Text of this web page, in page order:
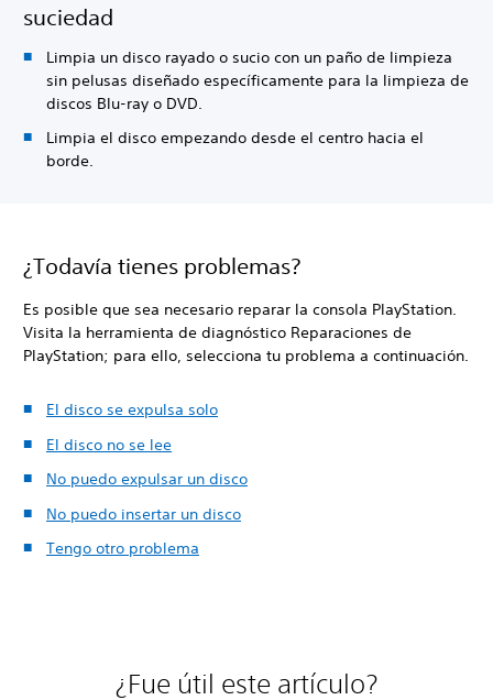
suciedad
Limpia un disco rayado o sucio con un paño de limpieza
sin pelusas diseñado específicamente para la limpieza de
discos Blu-ray o DVD.
Limpia el disco empezando desde el centro hacia el
borde.
¿Todavía tienes problemas?
Es posible que sea necesario reparar la consola PlayStation.
Visita la herramienta de diagnóstico Reparaciones de
PlayStation; para ello, selecciona tu problema a continuación.
El disco se expulsa solo
El disco no se lee
No puedo expulsar un disco
No puedo insertar un disco
Tengo otro problema
¿Fue útil este artículo?